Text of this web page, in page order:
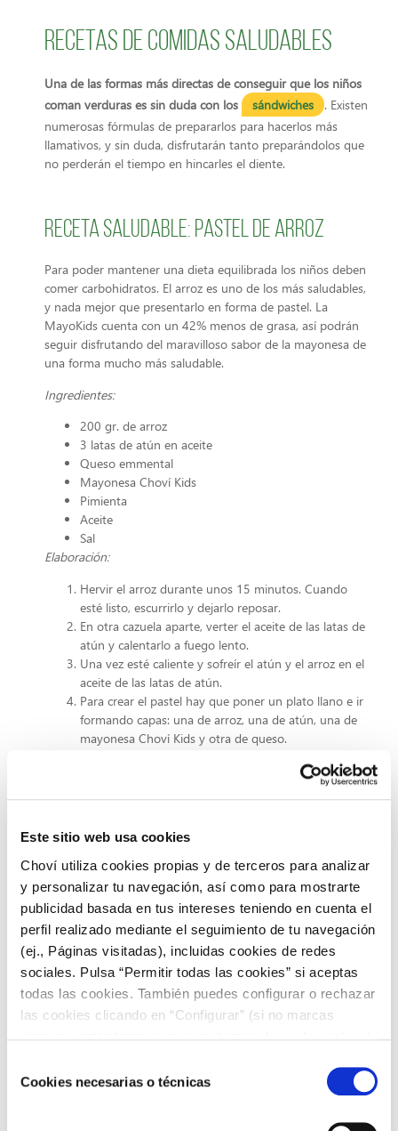
Este sitio web usa cookies
Choví utiliza cookies propias y de terceros para analizar
y personalizar tu navegación, así como para mostrarte
publicidad basada en tus intereses teniendo en cuenta el
perfil realizado mediante el seguimiento de tu navegación
(ej., Páginas visitadas), incluidas cookies de redes
sociales. Pulsa “Permitir todas las cookies” si aceptas
todas las cookies. También puedes configurar o rechazar
las cookies clicando en “Configurar” (si no marcas
COOKIES.
deCookies necesarias o técnicas
Recetas de comidas saludables
Una de las formas más directas de conseguir que los niños
coman verduras es sin duda con los
sándwiches
. Existen
numerosas fórmulas de prepararlos para hacerlos más
llamativos, y sin duda, disfrutarán tanto preparándolos que
no perderán el tiempo en hincarles el diente.
Receta saludable: Pastel de arroz
Para poder mantener una dieta equilibrada los niños deben
comer carbohidratos. El arroz es uno de los más saludables,
y nada mejor que presentarlo en forma de pastel. La
MayoKids cuenta con un 42% menos de grasa, así podrán
seguir disfrutando del maravilloso sabor de la mayonesa de
una forma mucho más saludable.
Ingredientes:
200 gr. de arroz
3 latas de atún en aceite
Queso emmental
Mayonesa Choví Kids
Pimienta
Aceite
Sal
Elaboración:
Hervir el arroz durante unos 15 minutos. Cuando
esté listo, escurrirlo y dejarlo reposar.
En otra cazuela aparte, verter el aceite de las latas de
atún y calentarlo a fuego lento.
Una vez esté caliente y sofreír el atún y el arroz en el
aceite de las latas de atún.
Para crear el pastel hay que poner un plato llano e ir
formando capas: una de arroz, una de atún, una de
mayonesa Choví Kids y otra de queso.
Recetas para cenar: fáciles y rápidas
Lo más recomendable para que una cena sea saludable es
que carezca de grasas, su cantidad no sea abundante y esté
cocinada correctamente.
Una buena opción son unas pechugas de pollo a la plancha
con una guarnición de puré de patatas, una receta sencilla
de preparar con la que acertarás seguro.
Introducir las verduras en la alimentación diaria de los más
pequeños puede parecer una odisea, pero unas
Pásate por nuestro blog y no te pierdas todas las recetas y